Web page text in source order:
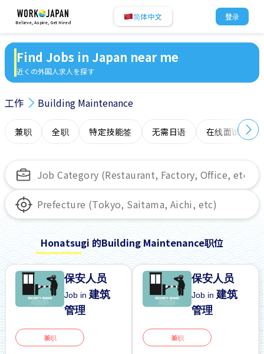
Believe, Aspire, Get Hired
简体中文 登录
Find Jobs in Japan near me
近くの外国人求人を探す
工作 Building Maintenance
兼职 全职 特定技能签 无需日语 在线面试
Honatsugi 的Building Maintenance职位
保安人员
Job in 建筑
管理
兼职
保安人员
Job in 建筑
管理
兼职